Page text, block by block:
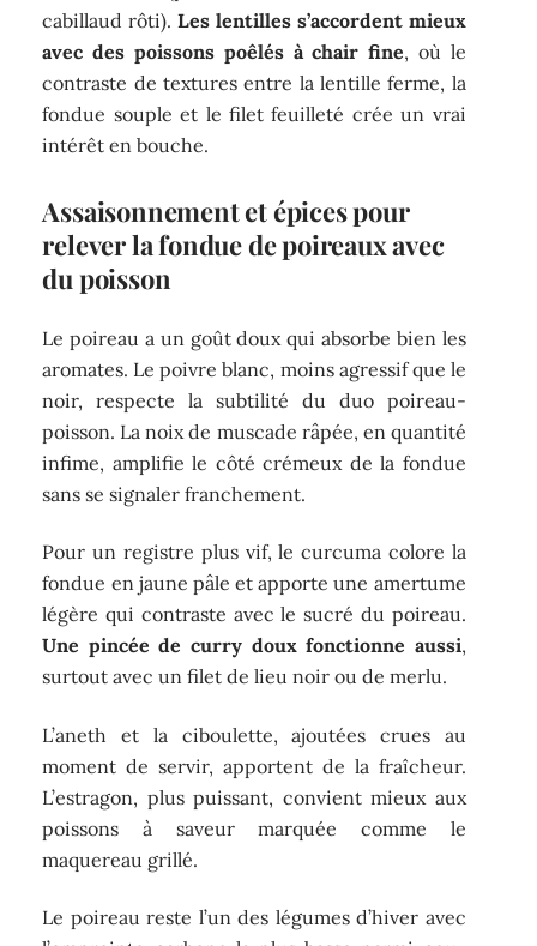
cabillaud rôti).Les lentilles s’accordent mieux
avec des poissons poêlés à chair fine, où le
contraste de textures entre la lentille ferme, la
fondue souple et le filet feuilleté crée un vrai
intérêt en bouche.
Assaisonnement et épices pour
relever la fondue de poireaux avec
du poisson
Le poireau a un goût doux qui absorbe bien les
aromates. Le poivre blanc, moins agressif que le
noir, respecte la subtilité du duo poireau-
poisson. La noix de muscade râpée, en quantité
infime, amplifie le côté crémeux de la fondue
sans se signaler franchement.
Pour un registre plus vif, le curcuma colore la
fondue en jaune pâle et apporte une amertume
légère qui contraste avec le sucré du poireau.
Une pincée de curry doux fonctionne aussi,
surtout avec un filet de lieu noir ou de merlu.
L’aneth et la ciboulette, ajoutées crues au
moment de servir, apportent de la fraîcheur.
L’estragon, plus puissant, convient mieux aux
poissons à saveur marquée comme le
maquereau grillé.
Le poireau reste l’un des légumes d’hiver avec